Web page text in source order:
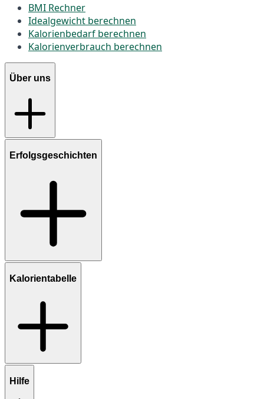
BMI Rechner
Idealgewicht berechnen
Kalorienbedarf berechnen
Kalorienverbrauch berechnen
Über uns
Erfolgsgeschichten
Kalorientabelle
Hilfe